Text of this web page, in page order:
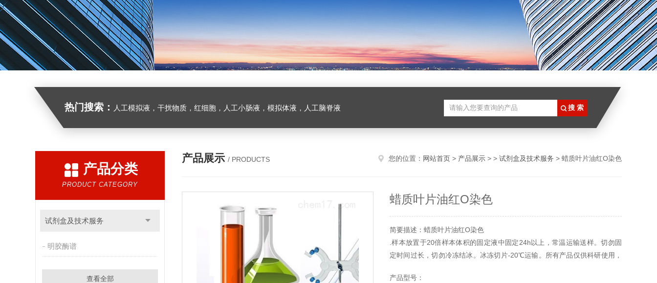
热门搜索： 人工模拟液，干扰物质，红细胞，人工小肠液，模拟体液，人工脑脊液
产品分类
PRODUCT CATEGORY
试剂盒及技术服务
明胶酶谱
查看全部
产品展示 / PRODUCTS 您的位置： 网站首页 > 产品展示 > > 试剂盒及技术服务 > 蜡质叶片油红O染色
蜡质叶片油红O染色
简要描述：蜡质叶片油红O染色
.样本放置于20倍样本体积的固定液中固定24h以上，常温运输送样。切勿固
定时间过长，切勿冷冻结冰。冰冻切片-20℃运输。所有产品仅供科研使用，
产品型号：